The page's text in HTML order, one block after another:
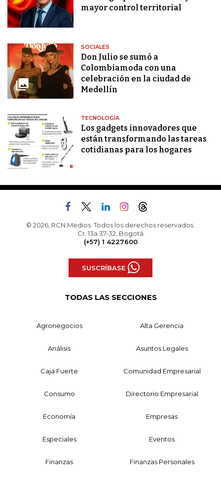
mayor control territorial
SOCIALES
Don Julio se sumó a
Colombiamoda con una
celebración en la ciudad de
Medellín
TECNOLOGÍA
Los gadgets innovadores que
están transformando las tareas
cotidianas para los hogares
© 2026, RCN Medios. Todos los derechos reservados.
Cr. 13a 37-32, Bogotá
(+57) 1 4227600
SUSCRÍBASE
TODAS LAS SECCIONES
Agronegocios Alta Gerencia
Análisis Asuntos Legales
Caja Fuerte Comunidad Empresarial
Consumo Directorio Empresarial
Economía Empresas
Especiales Eventos
Finanzas Finanzas Personales